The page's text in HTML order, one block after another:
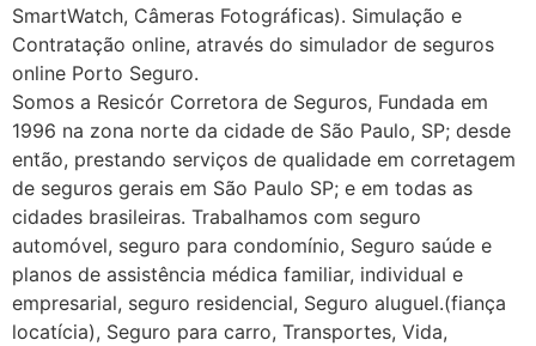
SmartWatch, Câmeras Fotográficas). Simulação e
Contratação online, através do simulador de seguros
online Porto Seguro.
Somos a Resicór Corretora de Seguros, Fundada em
1996 na zona norte da cidade de São Paulo, SP; desde
então, prestando serviços de qualidade em corretagem
de seguros gerais em São Paulo SP; e em todas as
cidades brasileiras. Trabalhamos com seguro
automóvel, seguro para condomínio, Seguro saúde e
planos de assistência médica familiar, individual e
empresarial, seguro residencial, Seguro aluguel.(fiança
locatícia), Seguro para carro, Transportes, Vida,